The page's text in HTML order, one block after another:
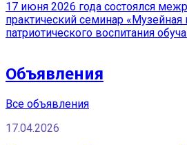
17 июня 2026 года состоялся
практический семинар «Музейная
патриотического воспитания
Объявления
Все объявления
17.04.2026